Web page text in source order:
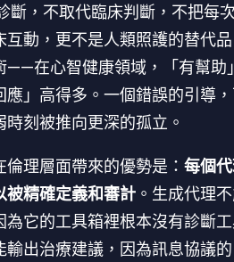
斷，不取代臨床判斷，不把每
互動，更不是人類照護的替代
——在心智健康領域，「有幫助
應」高得多。一個錯誤的引導
刻被推向更深的孤立。
理層面帶來的優勢是： 每個
被精確定義和審計 。生成代理
為它的工具箱裡根本沒有診斷
輸出治療建議，因為訊息協議的